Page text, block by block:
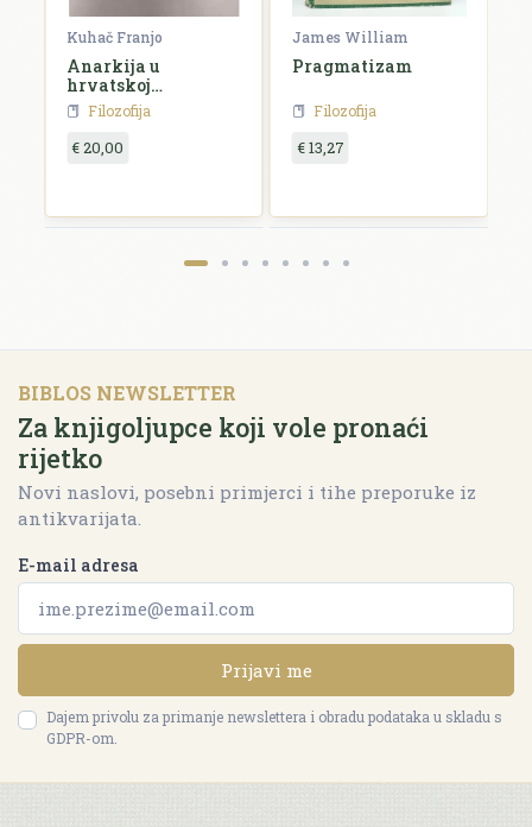
Kuhač Franjo
Anarkija u
hrvatskoj
književnosti i
umjetnosti
Filozofija
€ 20,00
James William
Pragmatizam
Filozofija
€ 13,27
BIBLOS NEWSLETTER
Za knjigoljupce koji vole pronaći
rijetko
Novi naslovi, posebni primjerci i tihe preporuke iz
antikvarijata.
E-mail adresa
Prijavi me
Dajem privolu za primanje newslettera i obradu podataka u skladu s
GDPR-om.